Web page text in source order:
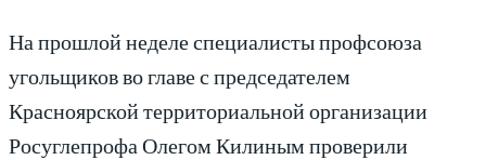
На прошлой неделе специалисты профсоюза
угольщиков во главе с председателем
Красноярской территориальной организации
Росуглепрофа Олегом Килиным проверили